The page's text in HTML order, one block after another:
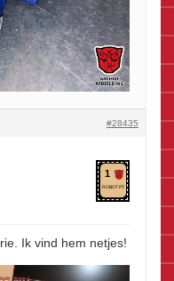
#28435
1
ROBOT PT.
Ik vind hem netjes!